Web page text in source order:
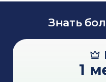
Знать
1